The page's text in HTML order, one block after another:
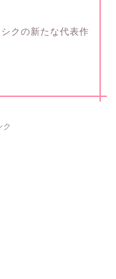
クの新たな代表作
ク